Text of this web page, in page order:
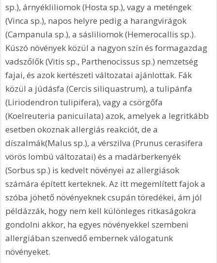
sp.), árnyékliliomok (Hosta sp.), vagy a meténgek
(Vinca sp.), napos helyre pedig a harangvirágok
(Campanula sp.), a sásliliomok (Hemerocallis sp.).
Kúszó növények közül a nagyon szín és formagazdag
vadszőlők (Vitis sp., Parthenocissus sp.) nemzetség
fajai, és azok kertészeti változatai ajánlottak. Fák
közül a júdásfa (Cercis siliquastrum), a tulipánfa
(Liriodendron tulipifera), vagy a csörgőfa
(Koelreuteria panicuilata) azok, amelyek a legritkább
esetben okoznak allergiás reakciót, de a
díszalmák(Malus sp.), a vérszilva (Prunus cerasifera
vörös lombú változatai) és a madárberkenyék
(Sorbus sp.) is kedvelt növényei az allergiások
számára épített kerteknek. Az itt megemlített fajok a
szóba jöhető növényeknek csupán töredékei, ám jól
példázzák, hogy nem kell különleges ritkaságokra
gondolni akkor, ha egyes növényekkel szembeni
allergiában szenvedő embernek válogatunk
növényeket.